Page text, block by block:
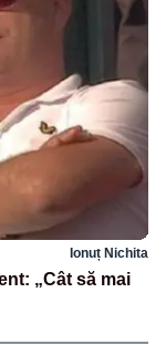
Ionuț Nichita
„Cât să mai